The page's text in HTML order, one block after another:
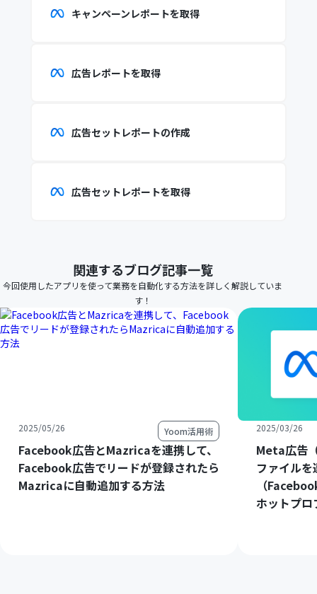
キャンペーンレポートを取得
広告レポートを取得
広告セットレポートの作成
広告セットレポートを取得
関連するブログ記事一覧
今回使用したアプリを使って業務を自動化する方法を詳しく解説していま
す！
2025/05/26 Yoom活用術
Facebook広告とMazricaを連携して、
Facebook広告でリードが登録されたら
Mazricaに自動追加する方法
2025/03/26
Meta広告
ファイル
（
ホットプ